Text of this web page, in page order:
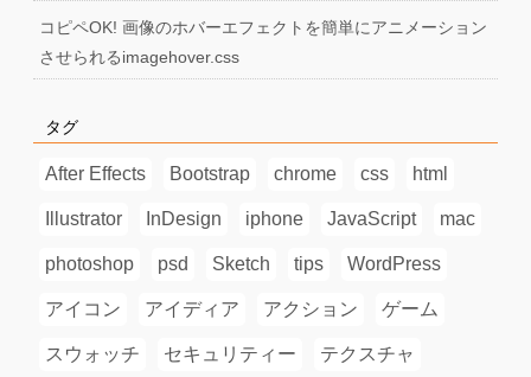
コピペOK! 画像のホバーエフェクトを簡単にアニメーション
させられるimagehover.css
タグ
After Effects Bootstrap chrome css html
Illustrator InDesign iphone JavaScript mac
photoshop psd Sketch tips WordPress
アイコン アイディア アクション ゲーム
スウォッチ セキュリティー テクスチャ